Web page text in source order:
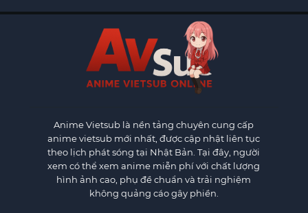
Anime Vietsub là nền tảng chuyên cung cấp
anime vietsub mới nhất, được cập nhật liên tục
theo lịch phát sóng tại Nhật Bản. Tại đây, người
xem có thể xem anime miễn phí với chất lượng
hình ảnh cao, phụ đề chuẩn và trải nghiệm
không quảng cáo gây phiền.